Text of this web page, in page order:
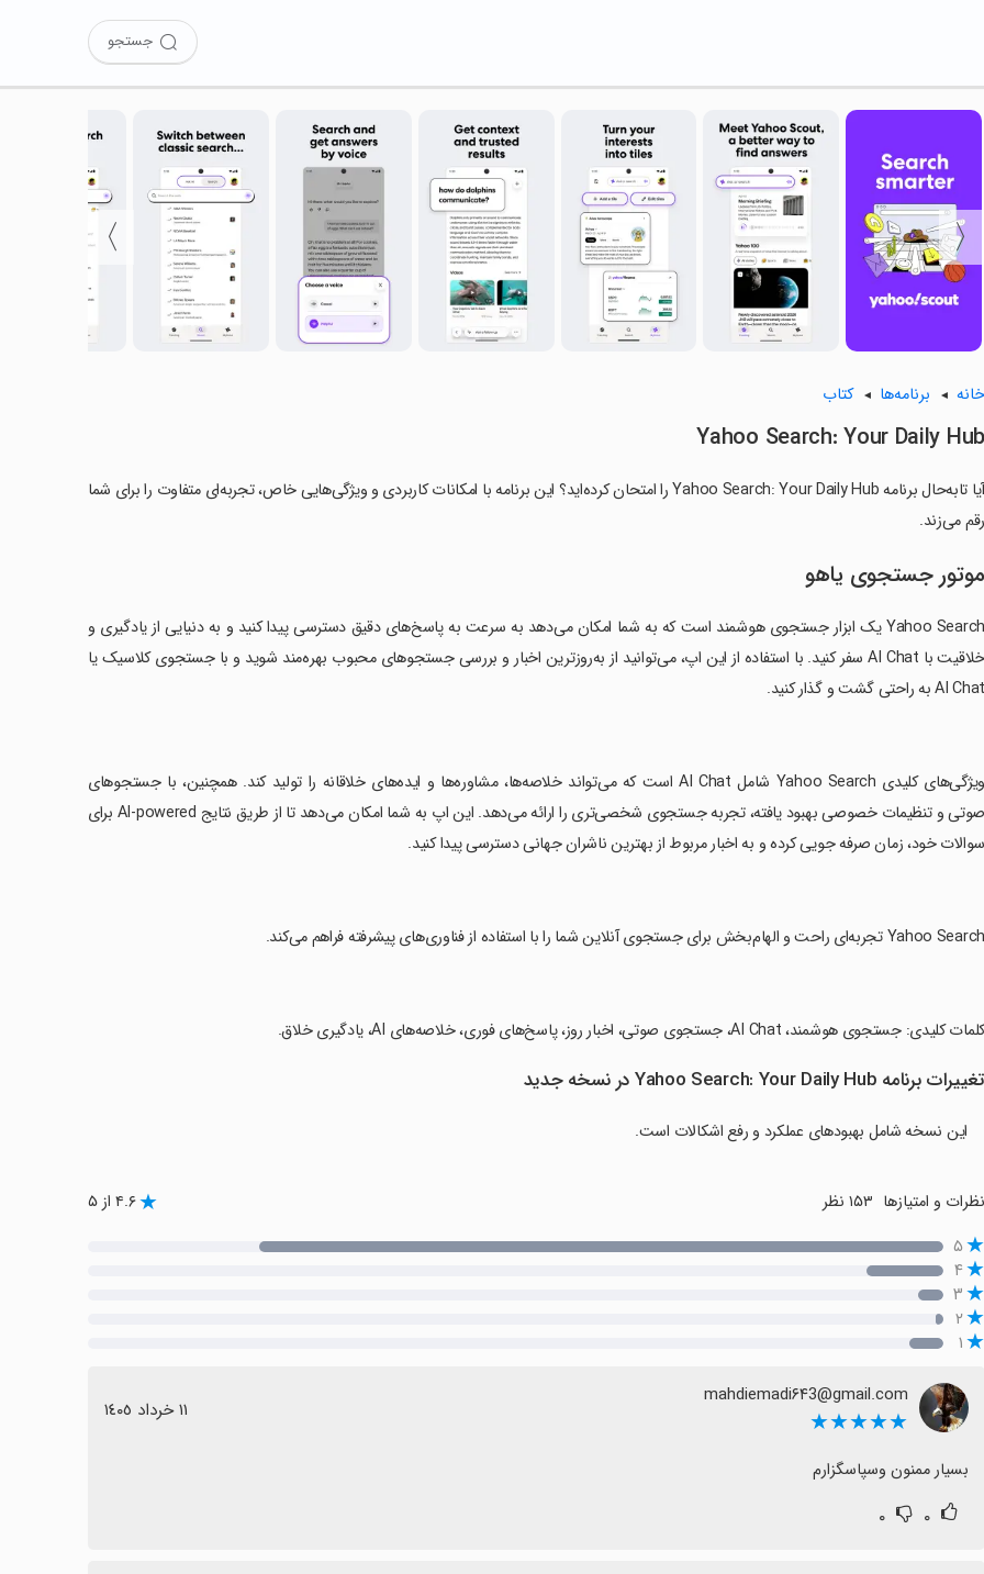
جستجو
〈
〉
خانه برنامه‌ها کتاب
Yahoo Search: Your Daily Hub
آیا تابه‌حال برنامه Yahoo Search: Your Daily Hub را امتحان کرده‌اید؟ این برنامه با امکانات کاربردی و ویژگی‌هایی خاص، تجربه‌ای متفاوت را برای شما
رقم می‌زند.
موتور جستجوی یاهو
Yahoo Search یک ابزار جستجوی هوشمند است که به شما امکان می‌دهد به سرعت به پاسخ‌های دقیق دسترسی پیدا کنید و به دنیایی از یادگیری و
خلاقیت با AI Chat سفر کنید. با استفاده از این اپ، می‌توانید از به‌روزترین اخبار و بررسی جستجوهای محبوب بهره‌مند شوید و با جستجوی کلاسیک یا
AI Chat به راحتی گشت و گذار کنید.
‏ویژگی‌های کلیدی Yahoo Search شامل AI Chat است که می‌تواند خلاصه‌ها، مشاوره‌ها و ایده‌های خلاقانه را تولید کند. همچنین، با جستجوهای
صوتی و تنظیمات خصوصی بهبود یافته، تجربه جستجوی شخصی‌تری را ارائه می‌دهد. این اپ به شما امکان می‌دهد تا از طریق نتایج AI-powered برای
سوالات خود، زمان صرفه جویی کرده و به اخبار مربوط از بهترین ناشران جهانی دسترسی پیدا کنید.
‏کلمات کلیدی: جستجوی هوشمند، AI Chat، جستجوی صوتی، اخبار روز، پاسخ‌های فوری، خلاصه‌های AI، یادگیری خلاق.
تغییرات برنامه Yahoo Search: Your Daily Hub در نسخه جدید
این نسخه شامل بهبودهای عملکرد و رفع اشکالات است.
نظرات و امتیازها ۴.۶ از ۵
۵
۴
۳
۲
۱
mahdiemadi۶۴3@gmail.com
★★★★★ ١١ خرداد ١٤٠٥
بسیار ممنون وسپاسگزارم
۰ ۰